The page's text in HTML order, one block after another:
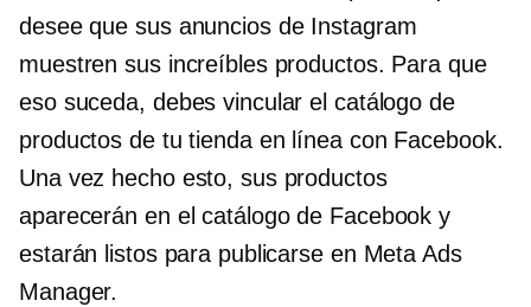
desee que sus anuncios de Instagram
muestren sus increíbles productos. Para que
eso suceda, debes vincular el catálogo de
productos de tu tienda en línea con Facebook.
Una vez hecho esto, sus productos
aparecerán en el catálogo de Facebook y
estarán listos para publicarse en Meta Ads
Manager.